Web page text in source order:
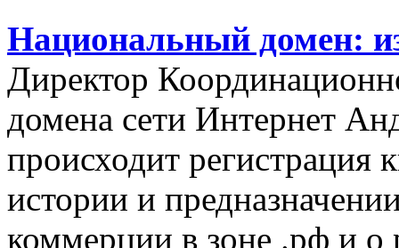
Национальный домен:
Директор
домена сети Интернет
происходит регистрация
истории и
коммерции в зоне .рф и о